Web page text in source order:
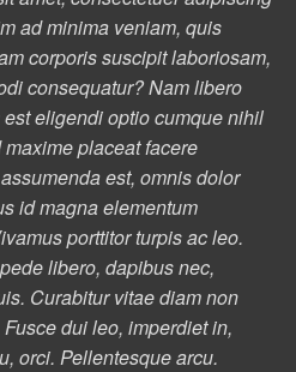
ad minima veniam, quis
corporis suscipit laboriosam,
consequatur? Nam libero
eligendi optio cumque nihil
placeat facere
est, omnis dolor
id magna elementum
porttitor turpis ac leo.
libero, dapibus nec,
Curabitur vitae diam non
dui leo, imperdiet in,
orci. Pellentesque arcu.